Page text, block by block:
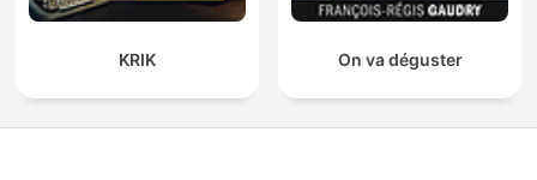
KRIK On va déguster